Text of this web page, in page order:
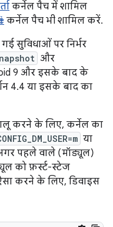
कर्नेल पैच में शामिल
कर्नेल पैच भी शामिल करें.
सुविधाओं पर निर्भर
और
9 और इसके बाद के
4.4 या इसके बाद का
करने के लिए, कर्नेल का
या
पहले वाले (मॉड्यूल)
को फ़र्स्ट-स्टेज
करने के लिए, डिवाइस